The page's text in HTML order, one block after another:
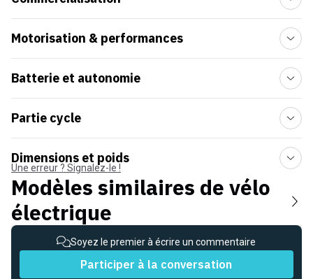
Motorisation & performances
Batterie et autonomie
Partie cycle
Dimensions et poids
Une erreur ? Signalez-le !
Modèles similaires de vélo
électrique
Soyez le premier à écrire un commentaire
Participer à la conversation